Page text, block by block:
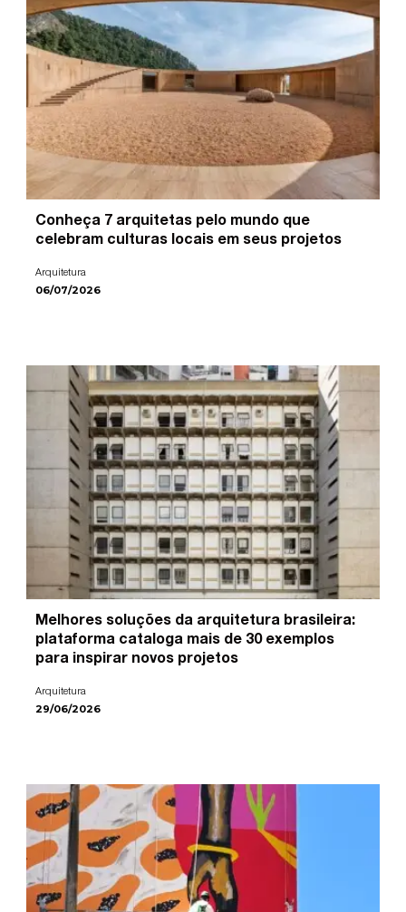
Conheça 7 arquitetas pelo mundo que
celebram culturas locais em seus projetos
Arquitetura
06/07/2026
Melhores soluções da arquitetura brasileira:
plataforma cataloga mais de 30 exemplos
para inspirar novos projetos
Arquitetura
29/06/2026